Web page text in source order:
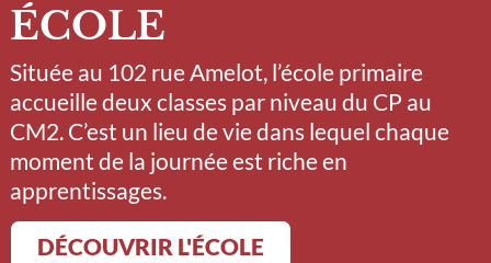
ÉCOLE
Située au 102 rue Amelot, l’école primaire
accueille deux classes par niveau du CP au
CM2. C’est un lieu de vie dans lequel chaque
moment de la journée est riche en
apprentissages.
DÉCOUVRIR L'ÉCOLE